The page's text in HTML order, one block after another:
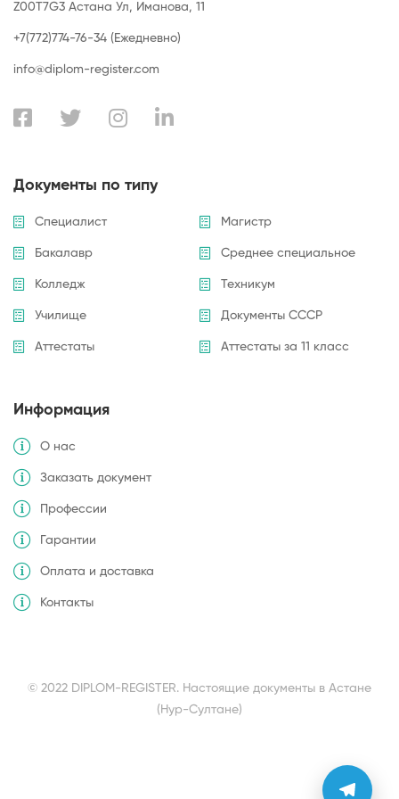
Z00T7G3 Астана Ул, Иманова, 11
+7(772)774-76-34 (Ежедневно)
info@diplom-register.com
Документы по типу
Специалист Магистр
Бакалавр Среднее специальное
Колледж Техникум
Училище Документы СССР
Аттестаты Аттестаты за 11 класс
Информация
О нас
Заказать документ
Профессии
Гарантии
Оплата и доставка
Контакты
© 2022 DIPLOM-REGISTER. Настоящие документы в Астане
(Нур-Султане)